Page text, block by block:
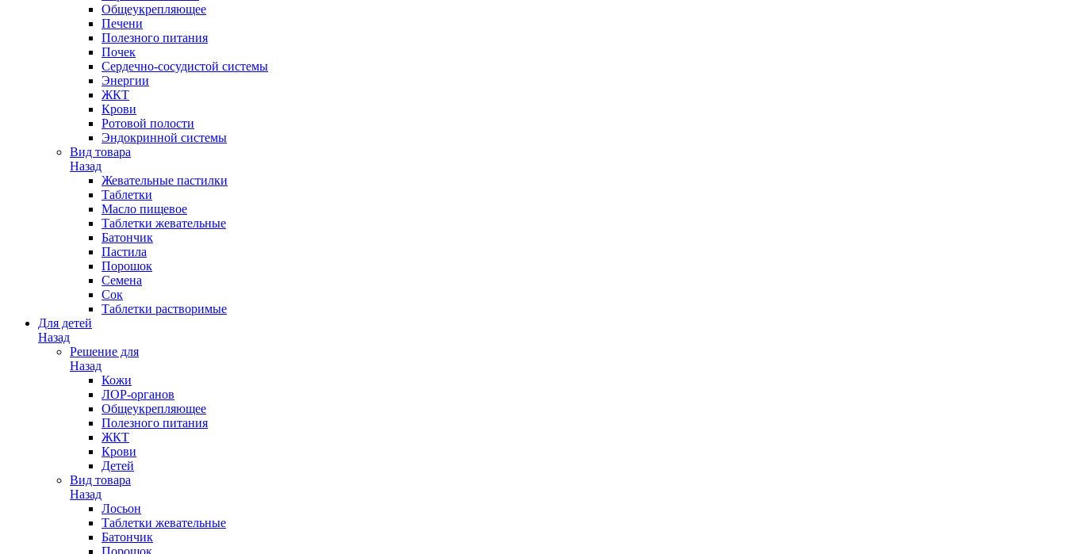
Общеукрепляющее
Печени
Полезного питания
Почек
Сердечно-сосудистой системы
Энергии
ЖКТ
Крови
Ротовой полости
Эндокринной системы
Вид товара
Назад
Жевательные пастилки
Таблетки
Масло пищевое
Таблетки жевательные
Батончик
Пастила
Порошок
Семена
Сок
Таблетки растворимые
Для детей
Назад
Решение для
Назад
Кожи
ЛОР-органов
Общеукрепляющее
Полезного питания
ЖКТ
Крови
Детей
Вид товара
Назад
Лосьон
Таблетки жевательные
Батончик
Порошок